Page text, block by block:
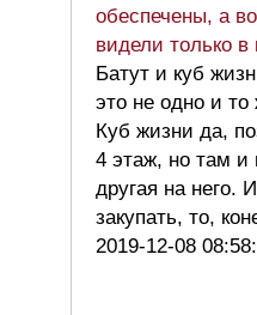
обеспечены, а
видели только в
Батут и куб
это не одно и то
Куб жизни да,
4 этаж, но там и
другая на него.
закупать, то,
2019-12-08